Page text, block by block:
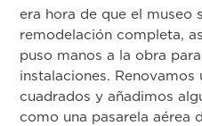
era hora de que el museo
remodelación completa,
puso manos a la obra
instalaciones.
cuadrados y añadimos
como una pasarela aérea